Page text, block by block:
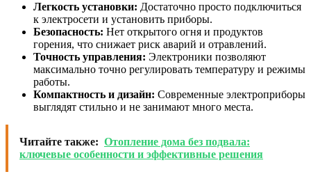
Легкость установки: Достаточно просто подключиться
к электросети и установить приборы.
Безопасность: Нет открытого огня и продуктов
горения, что снижает риск аварий и отравлений.
Точность управления: Электроники позволяют
максимально точно регулировать температуру и режимы
работы.
Компактность и дизайн: Современные электроприборы
выглядят стильно и не занимают много места.
Читайте также: Отопление дома без подвала:
ключевые особенности и эффективные решения